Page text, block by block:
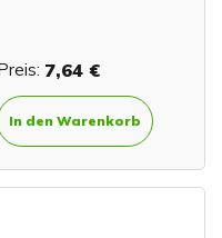
7,64 €
In den Warenkorb